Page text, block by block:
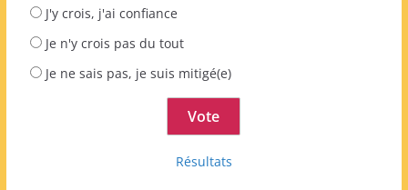
J'y crois, j'ai confiance
Je n'y crois pas du tout
Je ne sais pas, je suis mitigé(e)
Résultats